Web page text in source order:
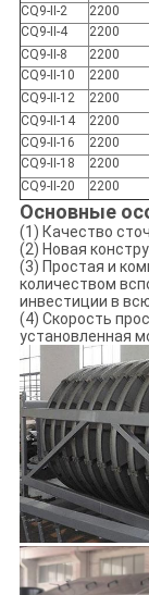
CQ9-II-2
2200
CQ9-II-4
2200
CQ9-II-8
2200
CQ9-II-10
2200
CQ9-II-12
2200
CQ9-II-14
2200
CQ9-II-16
2200
CQ9-II-18
2200
CQ9-II-20
2200
Основные
(1) Качество
(2) Новая
(3) Простая и
количеством
инвестиции в
(4) Скорость
установленная